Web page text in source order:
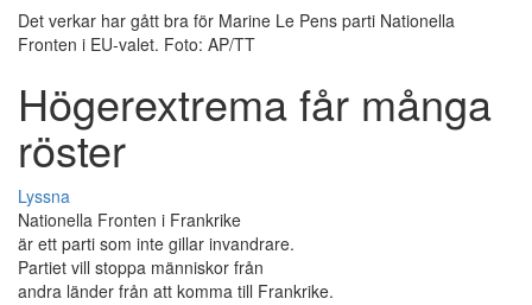
Det verkar har gått bra för Marine Le Pens parti Nationella
Fronten i EU-valet. Foto: AP/TT
Högerextrema får många
röster
Lyssna
Nationella Fronten i Frankrike
är ett parti som inte gillar invandrare.
Partiet vill stoppa människor från
andra länder från att komma till Frankrike.